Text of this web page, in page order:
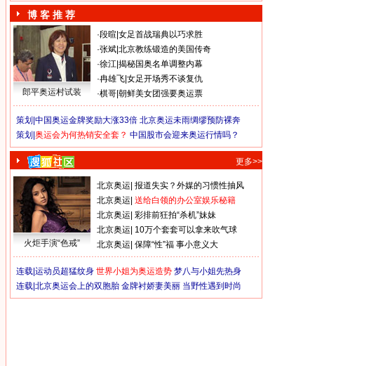
博 客 推 荐
郎平奥运村试装
·段暄 女足首战瑞典以巧求胜
·张斌 北京教练锻造的美国传奇
·徐江 揭秘国奥名单调整内幕
·冉雄飞 女足开场秀不谈复仇
·棋哥 朝鲜美女团强要奥运票
策划| 中国奥运金牌奖励大涨33倍 北京奥运未雨绸缪预防裸奔
策划| 奥运会为何热销安全套？ 中国股市会迎来奥运行情吗？
更多>>
火炬手演“色戒”
北京奥运 报道失实？外媒的习惯性抽风
北京奥运 送给白领的办公室娱乐秘籍
北京奥运 彩排前狂拍“杀机”妹妹
北京奥运 10万个套套可以拿来吹气球
北京奥运 保障“性”福 事小意义大
连载| 运动员超猛纹身 世界小姐为奥运造势 梦八与小姐先热身
连载| 北京奥运会上的双胞胎 金牌衬娇妻美丽 当野性遇到时尚